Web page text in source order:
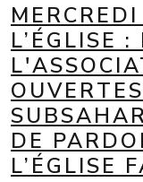
L’ÉGLISE
DE
L’ÉGLISE